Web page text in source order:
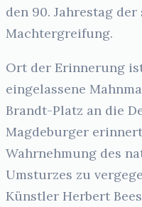
den 90. Jahrestag
Machtergreifung.
Ort der Erinnerung
eingelassene
Brandt-Platz an die
Magdeburger
Wahrnehmung des
Umsturzes zu
Künstler Herbert